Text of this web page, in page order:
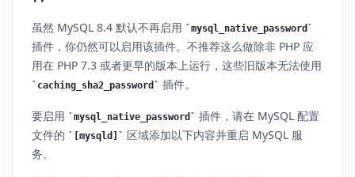
虽然 MySQL 8.4 默认不再启用 mysql_native_password
插件，你仍然可以启用该插件。不推荐这么做除非 PHP 应
用在 PHP 7.3 或者更早的版本上运行，这些旧版本无法使用
caching_sha2_password 插件。
要启用 mysql_native_password
插件，请在 MySQL 配置
文件的
[mysqld]
区域添加以下内容并重启 MySQL 服
务。